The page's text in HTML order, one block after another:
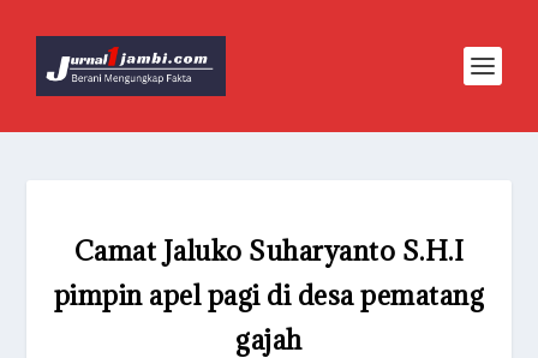
Camat Jaluko Suharyanto S.H.I
pimpin apel pagi di desa pematang
gajah